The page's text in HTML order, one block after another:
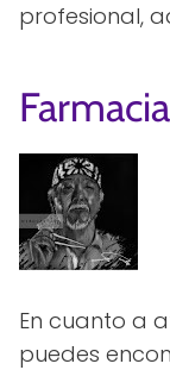
profesional,
Farmacia
En cuanto a
puedes